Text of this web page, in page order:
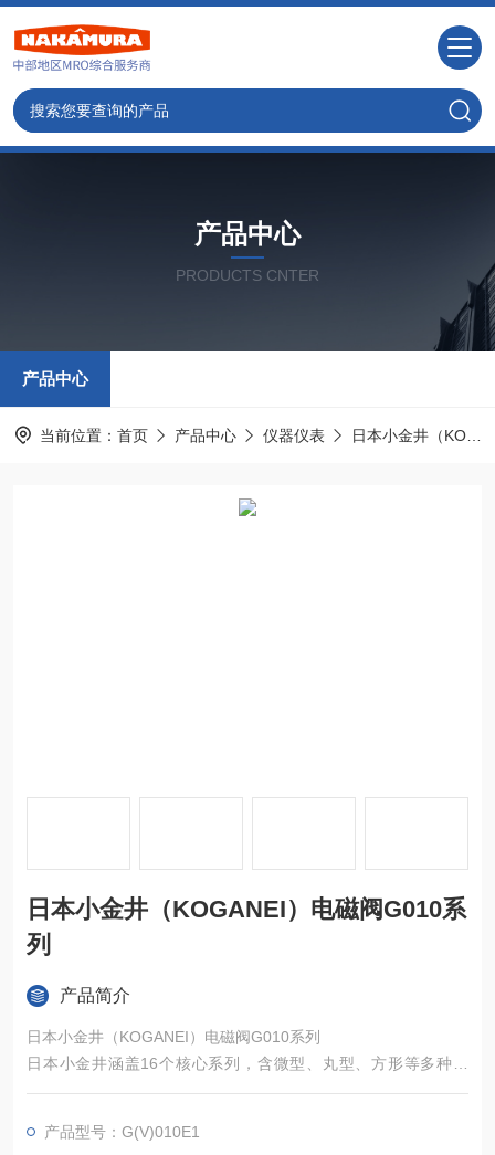
产品中心
PRODUCTS CNTER
产品中心
当前位置： 首页 产品中心 仪器仪表 日本小金井（KOGANEI）
日本小金井（KOGANEI）电磁阀G010系
列
产品简介
日本小金井（KOGANEI）电磁阀G010系列
日本小金井涵盖16个核心系列，含微型、丸型、方形等多种结
构，全面适配不同场景真空控制需求。全系列采用自研solenoid
量化、低能耗、高耐久性优势，符合ROHS标准，适配多行业，
产品型号：G(V)010E1